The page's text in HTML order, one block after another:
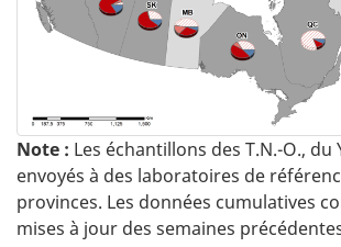
Note : Les échantillons des T.N.-O.,
envoyés à des laboratoires de
provinces. Les données cumulatives
mises à jour des semaines